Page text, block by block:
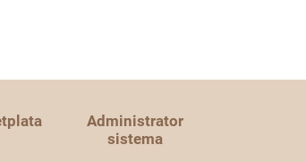
Administrator
sistema